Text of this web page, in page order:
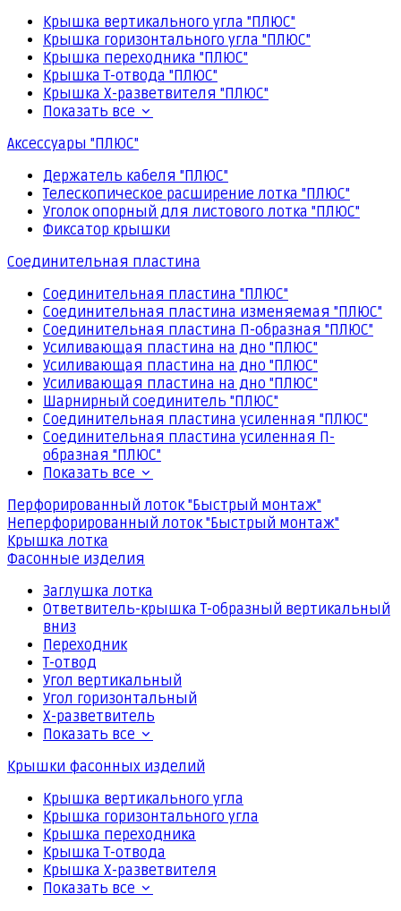
Крышка вертикального угла "ПЛЮС"
Крышка горизонтального угла "ПЛЮС"
Крышка переходника "ПЛЮС"
Крышка Т-отвода "ПЛЮС"
Крышка Х-разветвителя "ПЛЮС"
Показать все
Аксессуары "ПЛЮС"
Держатель кабеля "ПЛЮС"
Телескопическое расширение лотка "ПЛЮС"
Уголок опорный для листового лотка "ПЛЮС"
Фиксатор крышки
Соединительная пластина
Соединительная пластина "ПЛЮС"
Соединительная пластина изменяемая "ПЛЮС"
Соединительная пластина П-образная "ПЛЮС"
Усиливающая пластина на дно "ПЛЮС"
Усиливающая пластина на дно "ПЛЮС"
Усиливающая пластина на дно "ПЛЮС"
Шарнирный соединитель "ПЛЮС"
Соединительная пластина усиленная "ПЛЮС"
Соединительная пластина усиленная П-
образная "ПЛЮС"
Показать все
Перфорированный лоток "Быстрый монтаж"
Неперфорированный лоток "Быстрый монтаж"
Крышка лотка
Фасонные изделия
Заглушка лотка
Ответвитель-крышка Т-образный вертикальный
вниз
Переходник
Т-отвод
Угол вертикальный
Угол горизонтальный
Х-разветвитель
Показать все
Крышки фасонных изделий
Крышка вертикального угла
Крышка горизонтального угла
Крышка переходника
Крышка Т-отвода
Крышка Х-разветвителя
Показать все